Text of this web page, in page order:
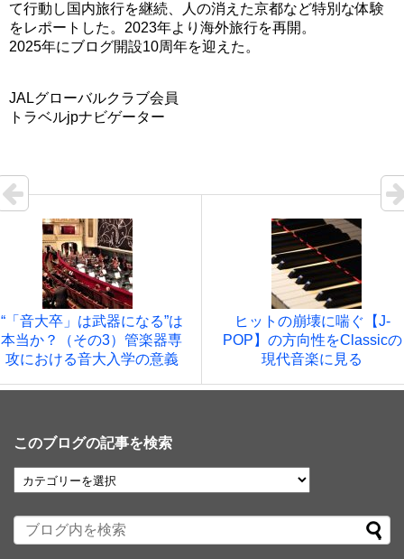
て行動し国内旅行を継続、人の消えた京都など特別な体験
をレポートした。2023年より海外旅行を再開。
2025年にブログ開設10周年を迎えた。
JALグローバルクラブ会員
トラベルjpナビゲーター
“「音大卒」は武器になる”は
本当か？（その3）管楽器専
攻における音大入学の意義
ヒットの崩壊に喘ぐ【J-
POP】の方向性をClassicの
現代音楽に見る
このブログの記事を検索